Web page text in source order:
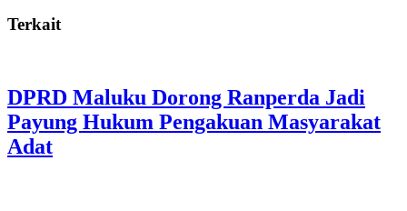
Terkait
DPRD Maluku Dorong Ranperda Jadi
Payung Hukum Pengakuan Masyarakat
Adat